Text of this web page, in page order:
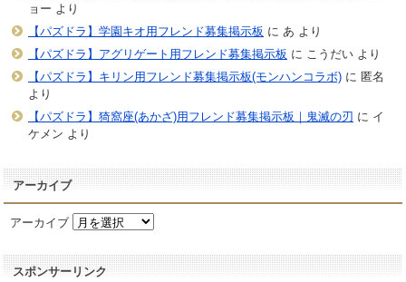
ョー より
【パズドラ】学園キオ用フレンド募集掲示板 に あ より
【パズドラ】アグリゲート用フレンド募集掲示板 に こうだいより
【パズドラ】キリン用フレンド募集掲示板(モンハンコラボ)に 匿名
より
【パズドラ】猗窩座(あかざ)用フレンド募集掲示板｜鬼滅の刃 に イ
ケメン より
アーカイブ
アーカイブ
スポンサーリンク